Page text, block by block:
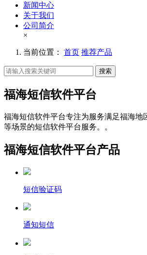
新闻中心
关于我们
公司简介
×
当前位置： 首页 推荐产品
搜索
福海短信软件平台
福海短信软件平台专注为服务满足福海
等场景的短信软件平台服务。。
福海短信软件平台产品
短信验证码
通知短信